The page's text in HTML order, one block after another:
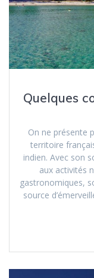
Quelques
On ne présente
territoire
indien. Avec son
aux activités
gastronomiques,
source